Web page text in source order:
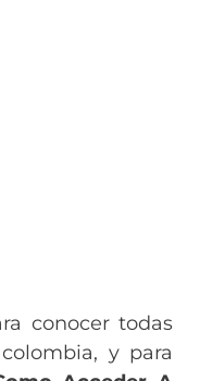
conocer todas
y para